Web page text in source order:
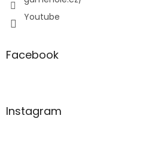
Youtube
Facebook
Instagram